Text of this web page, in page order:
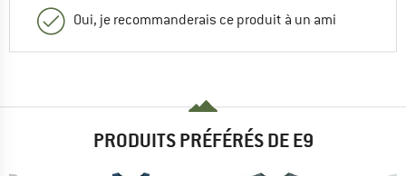
Oui, je recommanderais ce produit à un ami
PRODUITS PRÉFÉRÉS DE E9